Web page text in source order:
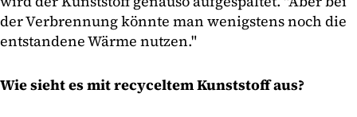
der Verbrennung könnte man wenigstens noch die
entstandene Wärme nutzen."
Wie sieht es mit recyceltem Kunststoff aus?